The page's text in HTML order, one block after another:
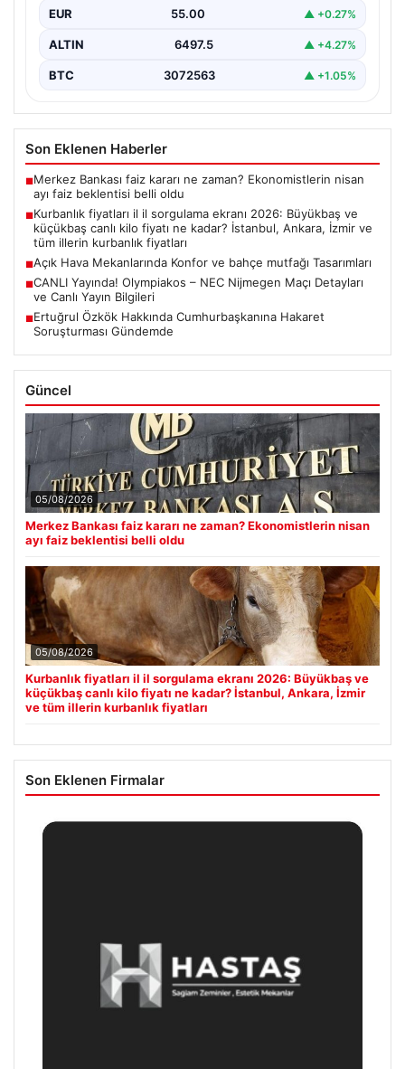
EUR 55.00 ▲ +0.27%
ALTIN 6497.5 ▲ +4.27%
BTC 3072563 ▲ +1.05%
Son Eklenen Haberler
■Merkez Bankası faiz kararı ne zaman? Ekonomistlerin nisan
ayı faiz beklentisi belli oldu
■Kurbanlık fiyatları il il sorgulama ekranı 2026: Büyükbaş ve
küçükbaş canlı kilo fiyatı ne kadar? İstanbul, Ankara, İzmir ve
tüm illerin kurbanlık fiyatları
■Açık Hava Mekanlarında Konfor ve bahçe mutfağı Tasarımları
■CANLI Yayında! Olympiakos – NEC Nijmegen Maçı Detayları
ve Canlı Yayın Bilgileri
■Ertuğrul Özkök Hakkında Cumhurbaşkanına Hakaret
Soruşturması Gündemde
Güncel
05/08/2026
Merkez Bankası faiz kararı ne zaman? Ekonomistlerin nisan
ayı faiz beklentisi belli oldu
05/08/2026
Kurbanlık fiyatları il il sorgulama ekranı 2026: Büyükbaş ve
küçükbaş canlı kilo fiyatı ne kadar? İstanbul, Ankara, İzmir
ve tüm illerin kurbanlık fiyatları
Son Eklenen Firmalar